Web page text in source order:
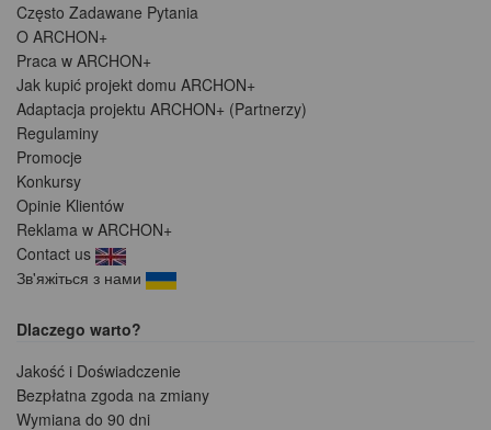
Często Zadawane Pytania
O ARCHON+
Praca w ARCHON+
Jak kupić projekt domu ARCHON+
Adaptacja projektu ARCHON+ (Partnerzy)
Regulaminy
Promocje
Konkursy
Opinie Klientów
Reklama w ARCHON+
Contact us
Зв'яжіться з нами
Dlaczego warto?
Jakość i Doświadczenie
Bezpłatna zgoda na zmiany
Wymiana do 90 dni